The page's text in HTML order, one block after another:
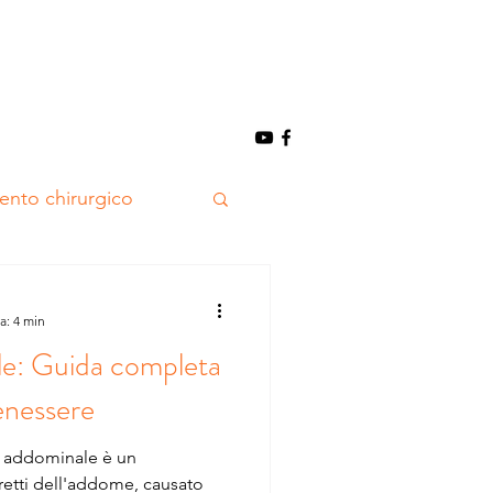
chirurgico
ginocchio
Guida completa
dell'addome, causato
4 min